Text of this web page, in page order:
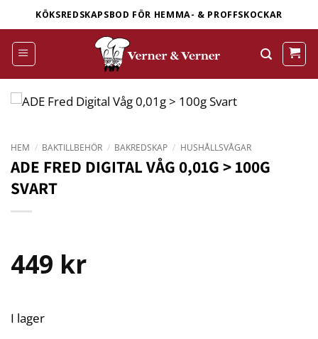
to
content
KÖKSREDSKAPSBOD FÖR HEMMA- & PROFFSKOCKAR
HEM / BAKTILLBEHÖR / BAKREDSKAP / HUSHÅLLSVÅGAR
ADE FRED DIGITAL VÅG 0,01G > 100G
SVART
449 kr
I lager